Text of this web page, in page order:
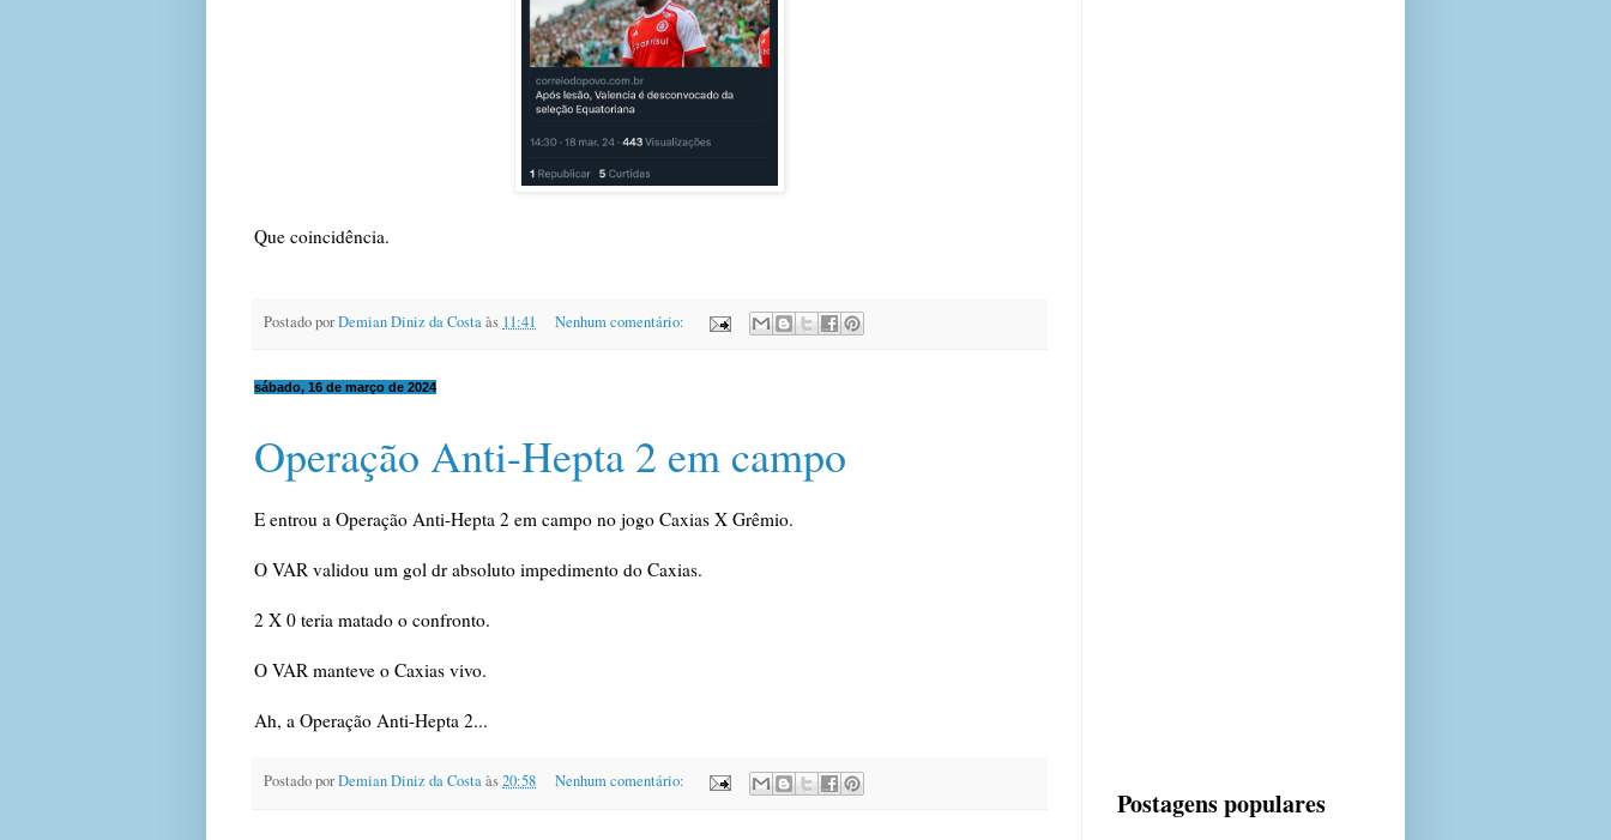
Que coincidência.
Postado porDemian Diniz da Costaàs 11:41 Nenhum comentário:
sábado, 16 de março de 2024
Operação Anti-Hepta 2 em campo
E entrou a Operação Anti-Hepta 2 em campo no jogo Caxias X Grêmio.
O VAR validou um gol dr absoluto impedimento do Caxias.
2 X 0 teria matado o confronto.
O VAR manteve o Caxias vivo.
Ah, a Operação Anti-Hepta 2...
Postado porDemian Diniz da Costaàs20:58 Nenhum comentário:
Postagens populares